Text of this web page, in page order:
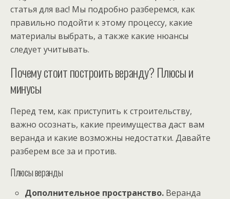
статья для вас! Мы подробно разберемся, как
правильно подойти к этому процессу, какие
материалы выбрать, а также какие нюансы
следует учитывать.
Почему стоит построить веранду? Плюсы и
минусы
Перед тем, как приступить к строительству,
важно осознать, какие преимущества даст вам
веранда и какие возможны недостатки. Давайте
разберем все за и против.
Плюсы веранды
Дополнительное пространство. Веранда